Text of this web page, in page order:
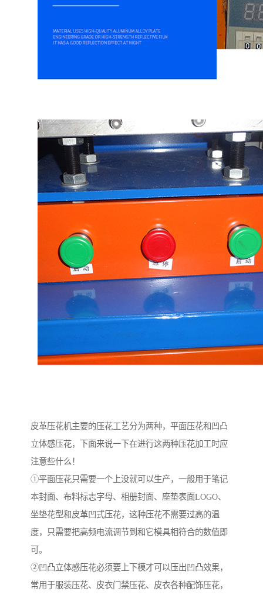
皮革压花机主要的压花工艺分为两种，平面压花和凹凸
立体感压花，下面来说一下在进行这两种压花加工时应
注意些什么！
①平面压花只需要一个上没就可以生产，一般用于笔记
本封面、布料标志字母、相册封面、座垫表面LOGO、
坐垫花型和皮革凹式压花，这种压花不需要过高的温
度，只需要把高频电流调节到和它模具相符合的数值即
可。
②凹凸立体感压花必须要上下模才可以压出凹凸效果，
常用于服装压花、皮衣门禁压花、皮衣各种配饰压花，